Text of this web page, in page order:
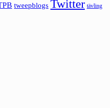
tweepblogs Twitter tävling